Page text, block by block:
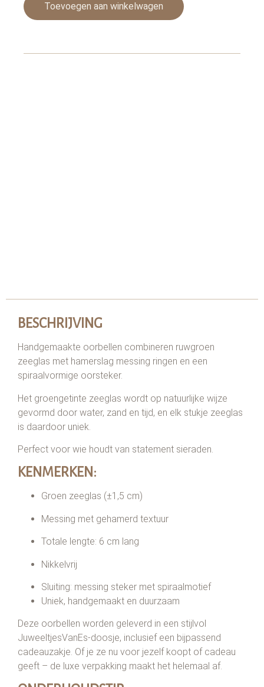
Toevoegen aan winkelwagen
BESCHRIJVING
Handgemaakte oorbellen combineren ruwgroen
zeeglas met hamerslag messing ringen en een
spiraalvormige oorsteker.
Het groengetinte zeeglas wordt op natuurlijke wijze
gevormd door water, zand en tijd, en elk stukje zeeglas
is daardoor uniek.
Perfect voor wie houdt van statement sieraden.
KENMERKEN:
Groen zeeglas (±1,5 cm)
Messing met gehamerd textuur
Totale lengte: 6 cm lang
Nikkelvrij
Sluiting: messing steker met spiraalmotief
Uniek, handgemaakt en duurzaam
Deze oorbellen worden geleverd in een stijlvol
JuweeltjesVanEs-doosje, inclusief een bijpassend
cadeauzakje. Of je ze nu voor jezelf koopt of cadeau
geeft – de luxe verpakking maakt het helemaal af.